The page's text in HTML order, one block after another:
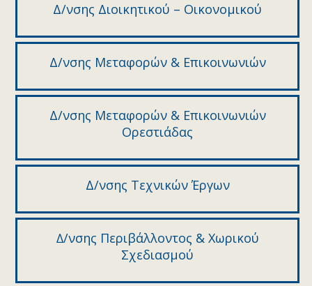
Δ/νσης Διοικητικού – Οικονομικού
Δ/νσης Μεταφορών & Επικοινωνιών
Δ/νσης Μεταφορών & Επικοινωνιών
Ορεστιάδας
Δ/νσης Τεχνικών Έργων
∆/νσης Περιβάλλοντος & Χωρικού
Σχεδιασµού